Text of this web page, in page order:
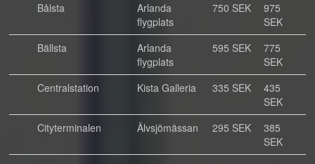
Bålsta
Arlanda
flygplats
750 SEK
975
SEK
Bällsta
Arlanda
flygplats
595 SEK
775
SEK
Centralstation
Kista Galleria 335 SEK
435
SEK
Cityterminalen
Älvsjömässan 295 SEK
385
SEK